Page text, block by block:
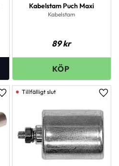
Kabelstam Puch Maxi
Kabelstam
89kr
Lägg till i favoriter